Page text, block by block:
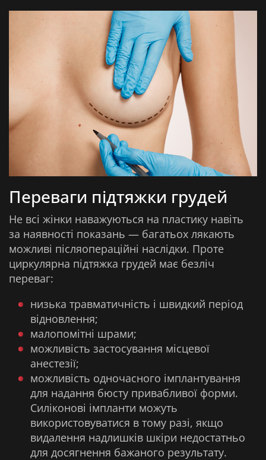
Переваги підтяжки грудей
Не всі жінки наважуються на пластику навіть
за наявності показань — багатьох лякають
можливі післяопераційні наслідки. Проте
циркулярна підтяжка грудей має безліч
переваг:
низька травматичність і швидкий період
відновлення;
малопомітні шрами;
можливість застосування місцевої
анестезії;
можливість одночасного імплантування
для надання бюсту привабливої форми.
Силіконові імпланти можуть
використовуватися в тому разі, якщо
видалення надлишків шкіри недостатньо
для досягнення бажаного результату.